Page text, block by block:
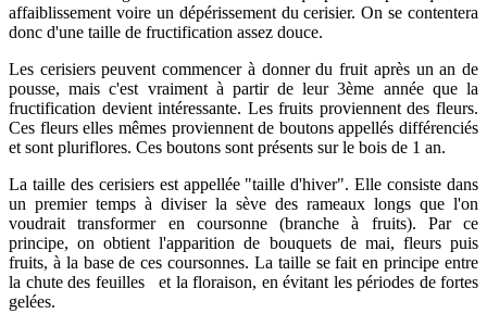
affaiblissement voire un dépérissement du cerisier. On se contentera
donc d'une taille de fructification assez douce.
Les cerisiers peuvent commencer à donner du fruit après un an de
pousse, mais c'est vraiment à partir de leur 3ème année que la
fructification devient intéressante. Les fruits proviennent des fleurs.
Ces fleurs elles mêmes proviennent de boutons appellés différenciés
et sont pluriflores. Ces boutons sont présents sur le bois de 1 an.
La taille des cerisiers est appellée "taille d'hiver". Elle consiste dans
un premier temps à diviser la sève des rameaux longs que l'on
voudrait transformer en coursonne (branche à fruits). Par ce
principe, on obtient l'apparition de bouquets de mai, fleurs puis
fruits, à la base de ces coursonnes. La taille se fait en principe entre
la chute des feuilles et la floraison, en évitant les périodes de fortes
gelées.